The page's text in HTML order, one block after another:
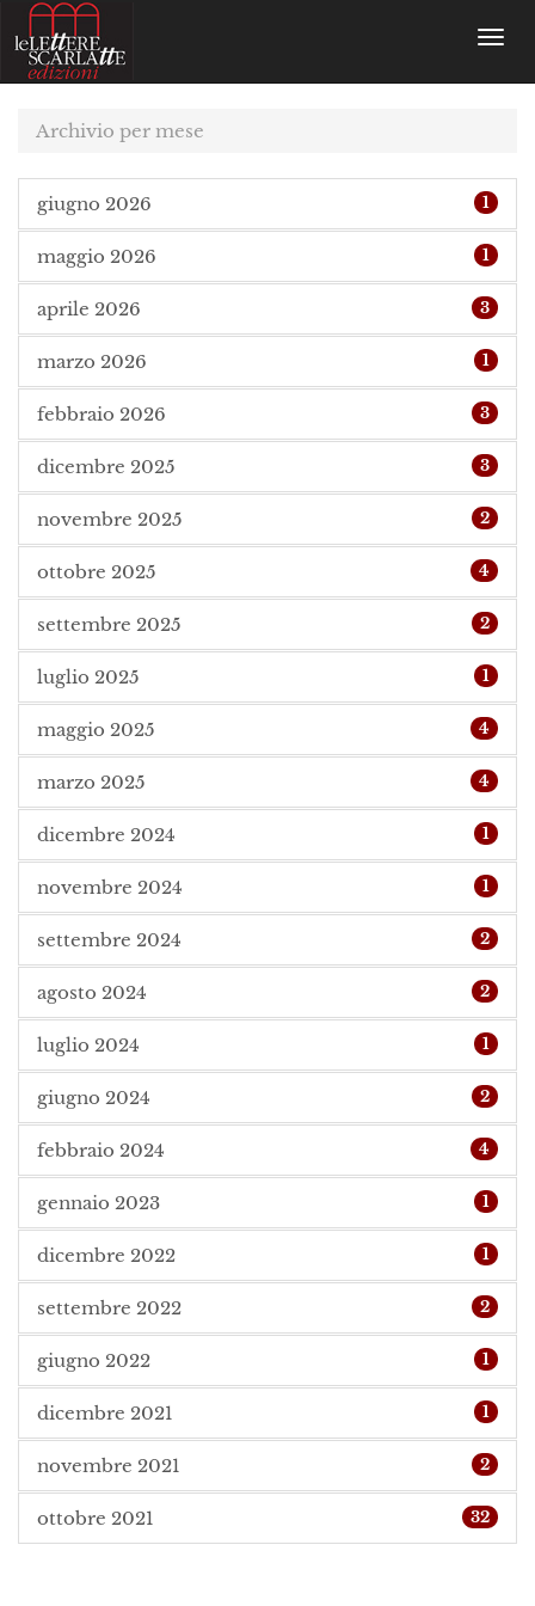
Archivio per mese
giugno 2026 1
maggio 2026 1
aprile 2026 3
marzo 2026 1
febbraio 2026 3
dicembre 2025 3
novembre 2025 2
ottobre 2025 4
settembre 2025 2
luglio 2025 1
maggio 2025 4
marzo 2025 4
dicembre 2024 1
novembre 2024 1
settembre 2024 2
agosto 2024 2
luglio 2024 1
giugno 2024 2
febbraio 2024 4
gennaio 2023 1
dicembre 2022 1
settembre 2022 2
giugno 2022 1
dicembre 2021 1
novembre 2021 2
ottobre 2021 32